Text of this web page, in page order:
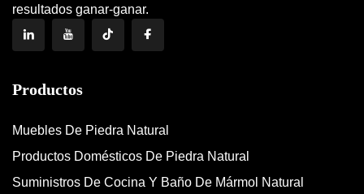
resultados ganar-ganar.
Productos
Muebles De Piedra Natural
Productos Domésticos De Piedra Natural
Suministros De Cocina Y Baño De Mármol Natural